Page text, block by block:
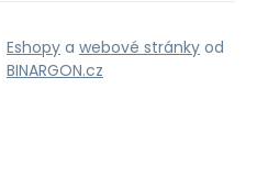
Eshopy a webové stránky od
BINARGON.cz